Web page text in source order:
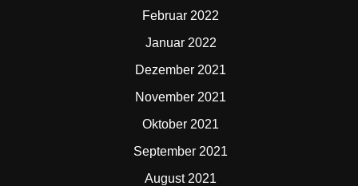
Februar 2022
Januar 2022
Dezember 2021
November 2021
Oktober 2021
September 2021
August 2021